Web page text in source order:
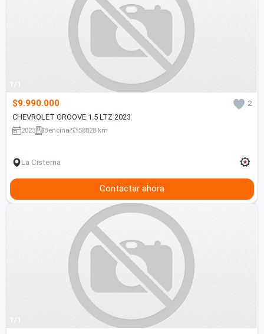
1/1
$9.990.000
2
CHEVROLET GROOVE 1.5 LTZ 2023
2023 Bencina 58828 km
La Cisterna
Contactar ahora
1/1